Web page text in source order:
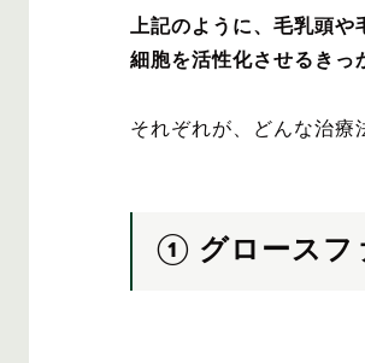
上記のように、毛乳頭
細胞を活性化させるきっ
それぞれが、どんな治療
① グロースフ